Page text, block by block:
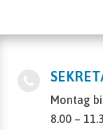
Montag
8.00 –